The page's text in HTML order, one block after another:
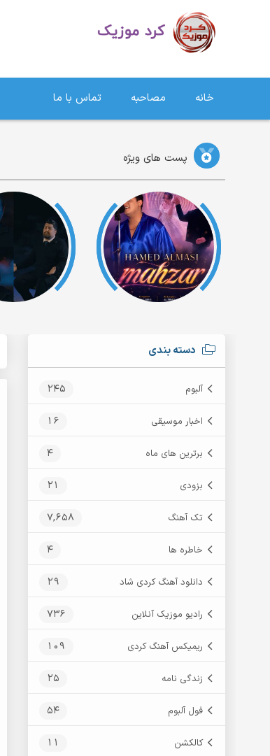
خانه مصاحبه تماس با ما
پست های ویژه
دسته بندی
آلبوم 245
اخبار موسیقی 16
برترین های ماه 4
بزودی 21
تک آهنگ 7,658
خاطره ها 4
دانلود آهنگ کردی شاد 29
رادیو موزیک آنلاین 736
ریمیکس آهنگ کردی 109
زندگی نامه 25
فول آلبوم 54
کالکشن 11